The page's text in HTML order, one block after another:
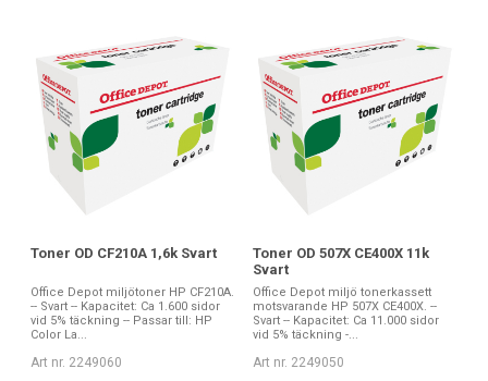
Toner OD CF210A 1,6k Svart
Office Depot miljötoner HP CF210A.
-- Svart -- Kapacitet: Ca 1.600 sidor
vid 5% täckning -- Passar till: HP
Color La...
Art nr. 2249060
Toner OD 507X CE400X 11k
Svart
Office Depot miljö tonerkassett
motsvarande HP 507X CE400X. --
Svart -- Kapacitet: Ca 11.000 sidor
vid 5% täckning -...
Art nr. 2249050